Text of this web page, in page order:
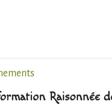
Raisonnée